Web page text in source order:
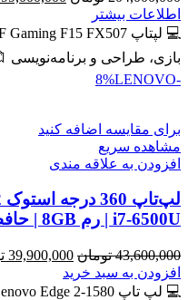
اطلاعات بیشتر
بازی، طراحی و برنامه‌نویسی 🔖
-8%
LENOVO
برای مقایسه اضافه کنید
مشاهده سریع
افزودن به علاقه مندی
i7-6500U | رم 8GB | حافظه SSD 256GB لمسی
43,600,000 تومان قیمت
اصلی
39,900,000
افزودن به سبد خرید